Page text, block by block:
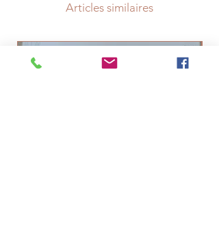
Articles similaires